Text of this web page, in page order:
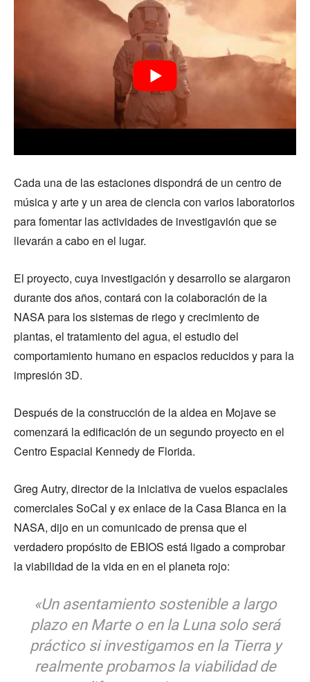
Cada una de las estaciones dispondrá de un centro de
música y arte y un area de ciencia con varios laboratorios
para fomentar las actividades de investigavión que se
llevarán a cabo en el lugar.
El proyecto, cuya investigación y desarrollo se alargaron
durante dos años, contará con la colaboración de la
NASA para los sistemas de riego y crecimiento de
plantas, el tratamiento del agua, el estudio del
comportamiento humano en espacios reducidos y para la
impresión 3D.
Después de la construcción de la aldea en Mojave se
comenzará la edificación de un segundo proyecto en el
Centro Espacial Kennedy de Florida.
Greg Autry, director de la iniciativa de vuelos espaciales
comerciales SoCal y ex enlace de la Casa Blanca en la
NASA, dijo en un comunicado de prensa que el
verdadero propósito de EBIOS está ligado a comprobar
la viabilidad de la vida en en el planeta rojo:
«Un asentamiento sostenible a largo
plazo en Marte o en la Luna solo será
práctico si investigamos en la Tierra y
realmente probamos la viabilidad de